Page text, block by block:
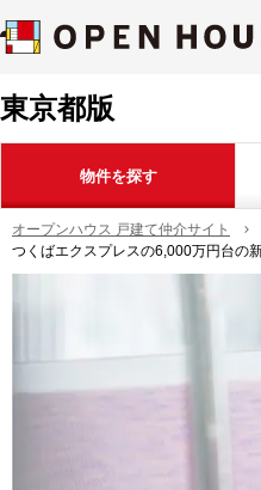
東京都版
物件を探す
オープンハウス 戸建て仲介サイト
つくばエクスプレスの6,000万円台の